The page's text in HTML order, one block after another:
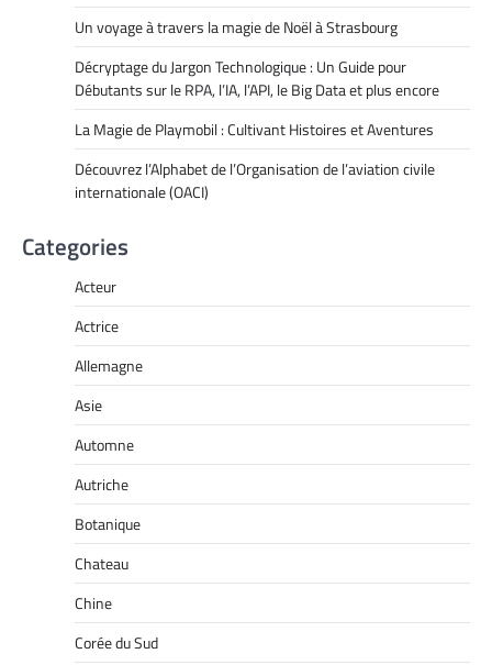
Un voyage à travers la magie de Noël à Strasbourg
Décryptage du Jargon Technologique : Un Guide pour
Débutants sur le RPA, l’IA, l’API, le Big Data et plus encore
La Magie de Playmobil : Cultivant Histoires et Aventures
Découvrez l’Alphabet de l’Organisation de l’aviation civile
internationale (OACI)
Categories
Acteur
Actrice
Allemagne
Asie
Automne
Autriche
Botanique
Chateau
Chine
Corée du Sud